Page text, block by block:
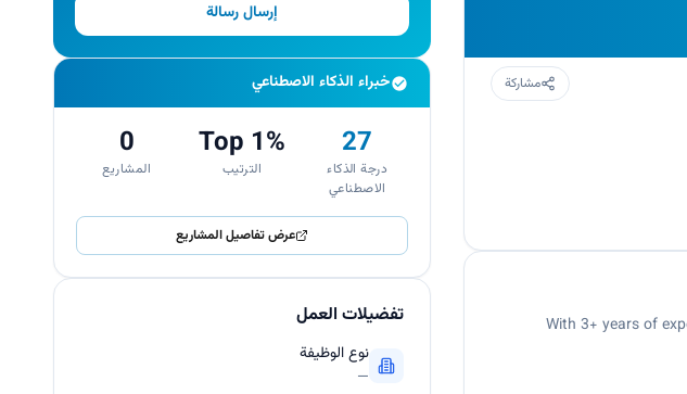
مشاركة
With 3+ years of
إرسال رسالة
خبراء الذكاء الاصطناعي
27
درجة الذكاء
الاصطناعي
Top 1%
الترتيب
0
المشاريع
عرض تفاصيل المشاريع
تفضيلات العمل
نوع الوظيفة
—